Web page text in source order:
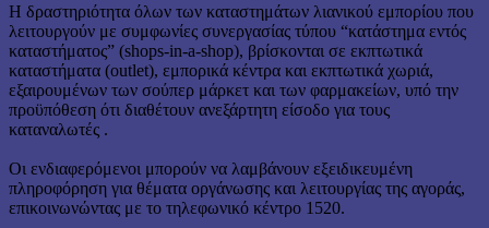
Η δραστηριότητα όλων των καταστημάτων λιανικού εμπορίου που
λειτουργούν με συμφωνίες συνεργασίας τύπου “κατάστημα εντός
καταστήματος” (shops-in-a-shop), βρίσκονται σε εκπτωτικά
καταστήματα (outlet), εμπορικά κέντρα και εκπτωτικά χωριά,
εξαιρουμένων των σούπερ μάρκετ και των φαρμακείων, υπό την
προϋπόθεση ότι διαθέτουν ανεξάρτητη είσοδο για τους
καταναλωτές .
Οι ενδιαφερόμενοι μπορούν να λαμβάνουν εξειδικευμένη
πληροφόρηση για θέματα οργάνωσης και λειτουργίας της αγοράς,
επικοινωνώντας με το τηλεφωνικό κέντρο 1520.